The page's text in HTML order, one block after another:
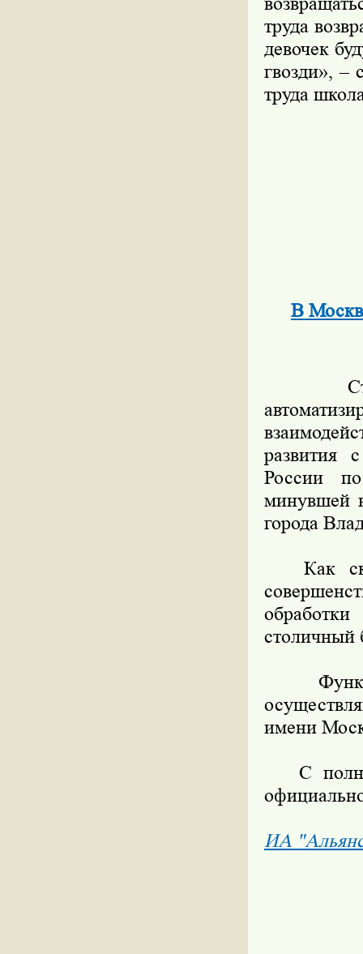
труда
девочек
гвозди», –
труда
В
развития
России
минувшей
города
Как
столичный
имени
С
ИА